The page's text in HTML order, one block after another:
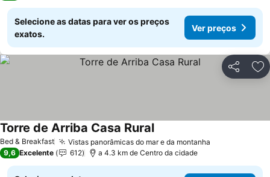
Selecione as datas para ver os preços
exatos.
Ver preços
Partilhar
Bed & Breakfast Vistas panorâmicas do mar e da montanha
Torre de Arriba Casa Rural
9,6 Excelente 612 a 4.3 km de Centro da cidade